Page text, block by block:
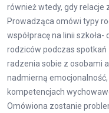
również wtedy, gdy relacje
Prowadząca omówi typy
współpracę na linii
rodziców podczas
radzenia sobie z osobami
nadmierną
kompetencjach
Omówiona zostanie